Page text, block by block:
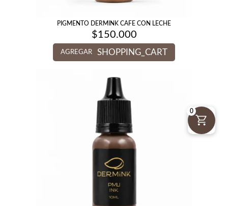
PIGMENTO DERMINK CAFE CON LECHE
$150.000
AGREGAR SHOPPING_CART
0